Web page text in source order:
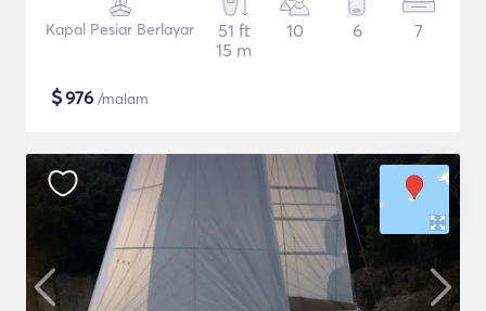
Kapal Pesiar Berlayar
51 ft
15 m
10 6 7
$976 /malam